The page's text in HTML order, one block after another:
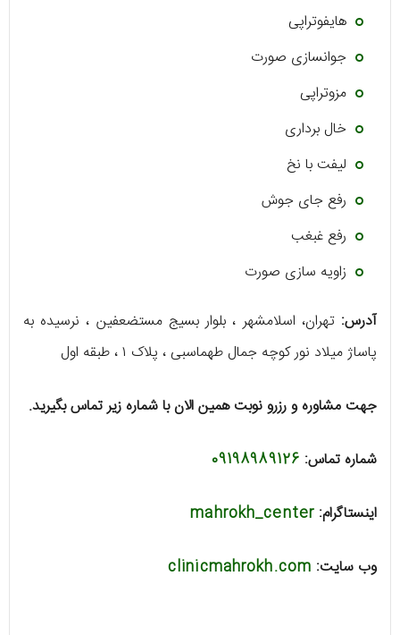
هایفوتراپی
جوانسازی صورت
مزوتراپی
خال برداری
لیفت با نخ
رفع جای جوش
رفع غبغب
زاویه سازی صورت
آدرس: تهران، اسلامشهر ، بلوار بسیج مستضعفین ، نرسیده به
پاساژ میلاد نور کوچه جمال طهماسبی ، پلاک ۱ ، طبقه اول
جهت مشاوره و رزرو نوبت همین الان با شماره زیر تماس بگیرید.
شماره تماس: 09198989126
اینستاگرام: mahrokh_center
وب سایت: clinicmahrokh.com